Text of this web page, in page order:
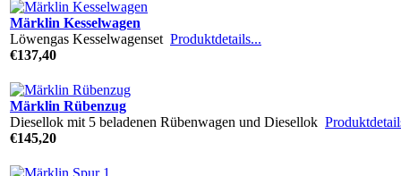
Märklin Kesselwagen
Löwengas Kesselwagenset Produktdetails...
€137,40
Märklin Rübenzug
Diesellok mit 5 beladenen Rübenwagen und Diesellok
€145,20